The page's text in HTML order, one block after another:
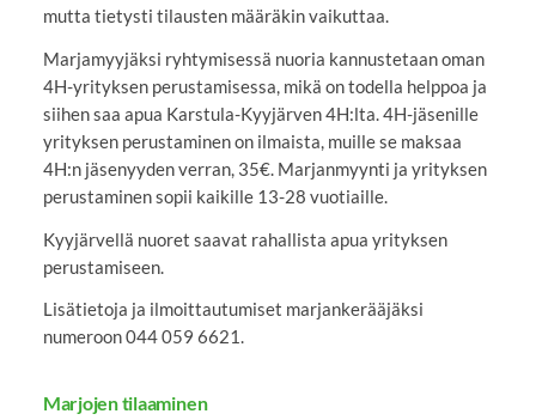
mutta tietysti tilausten määräkin vaikuttaa.
Marjamyyjäksi ryhtymisessä nuoria kannustetaan oman
4H-yrityksen perustamisessa, mikä on todella helppoa ja
siihen saa apua Karstula-Kyyjärven 4H:lta. 4H-jäsenille
yrityksen perustaminen on ilmaista, muille se maksaa
4H:n jäsenyyden verran, 35€. Marjanmyynti ja yrityksen
perustaminen sopii kaikille 13-28 vuotiaille.
Kyyjärvellä nuoret saavat rahallista apua yrityksen
perustamiseen.
Lisätietoja ja ilmoittautumiset marjankerääjäksi
numeroon 044 059 6621.
Marjojen tilaaminen